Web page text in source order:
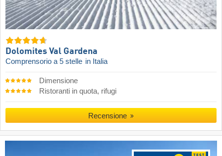
Dolomites Val Gardena
Comprensorio a 5 stelle in Italia
Dimensione
Ristoranti in quota, rifugi
Recensione